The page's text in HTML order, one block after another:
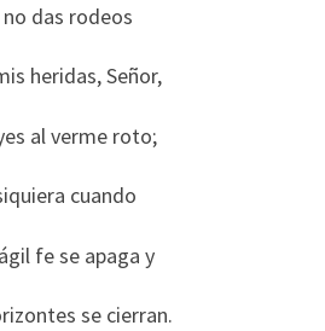
no das rodeos
heridas, Señor,
al verme roto;
cuando
fe se apaga y
se cierran.